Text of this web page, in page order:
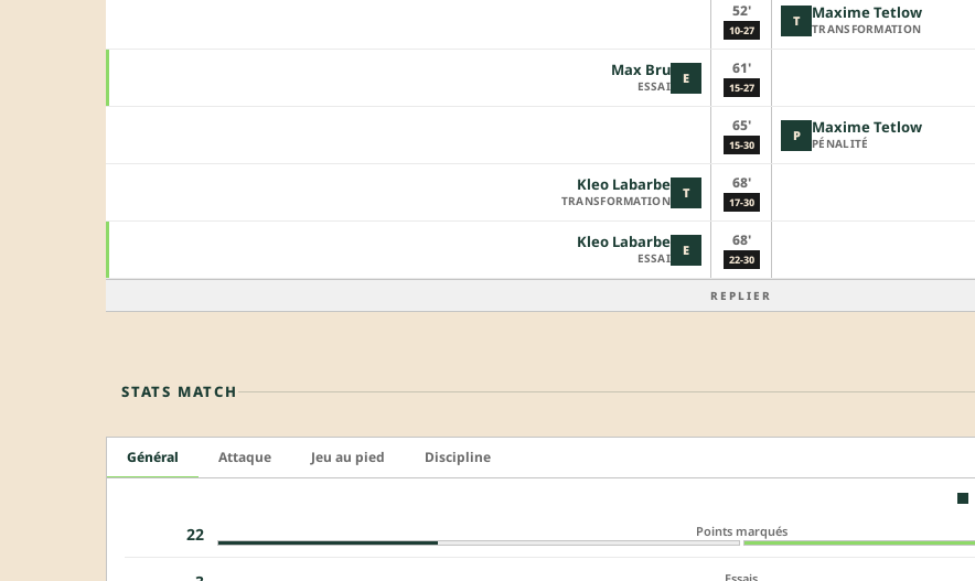
52'
10-27
T Maxime Tetlow
TRANSFORMATION
E
Max Bru
ESSAI
61'
15-27
65'
15-30
P Maxime Tetlow
PÉNALITÉ
T
Kleo Labarbe
TRANSFORMATION
68'
17-30
E
Kleo Labarbe
ESSAI
68'
22-30
REPLIER
STATS MATCH
Général Attaque Jeu au pied Discipline
22 Points marqués